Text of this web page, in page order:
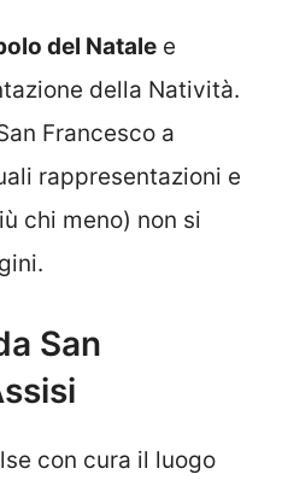
del Natale e
della Natività.
Francesco a
rappresentazioni e
chi meno) non si
San
con cura il luogo